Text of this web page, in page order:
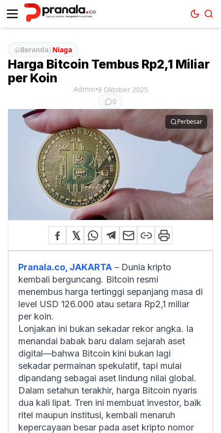
Beranda| Niaga
Harga Bitcoin Tembus Rp2,1 Miliar
per Koin
Admin•9 Oktober 2025
0
Perbesar
Pranala.co, JAKARTA – Dunia kripto
kembali berguncang. Bitcoin resmi
menembus harga tertinggi sepanjang masa di
level USD 126.000 atau setara Rp2,1 miliar
per koin.
Lonjakan ini bukan sekadar rekor angka. Ia
menandai babak baru dalam sejarah aset
digital—bahwa Bitcoin kini bukan lagi
sekadar permainan spekulatif, tapi mulai
dipandang sebagai aset lindung nilai global.
Dalam setahun terakhir, harga Bitcoin nyaris
dua kali lipat. Tren ini membuat investor, baik
ritel maupun institusi, kembali menaruh
kepercayaan besar pada aset kripto nomor